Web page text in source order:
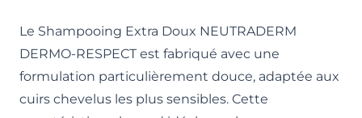
Le Shampooing Extra Doux NEUTRADERM
DERMO-RESPECT est fabriqué avec une
formulation particulièrement douce, adaptée aux
cuirs chevelus les plus sensibles. Cette